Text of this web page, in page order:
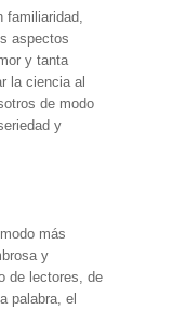
aspectos
y tanta
la ciencia al
de modo
y
más
y
de lectores, de
palabra, el